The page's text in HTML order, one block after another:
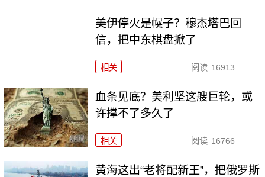
美伊停火是幌子？穆杰塔巴回
信，把中东棋盘掀了
相关 阅读 16913
血条见底？美利坚这艘巨轮，或
许撑不了多久了
相关 阅读 16766
黄海这出“老将配新王”，把俄罗斯